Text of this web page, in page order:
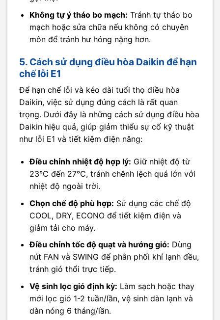
Không tự ý tháo bo mạch: Tránh tự tháo bo
mạch hoặc sửa chữa nếu không có chuyên
môn để tránh hư hỏng nặng hơn.
5. Cách sử dụng điều hòa Daikin để hạn
chế lỗi E1
Để hạn chế lỗi và kéo dài tuổi thọ điều hòa
Daikin, việc sử dụng đúng cách là rất quan
trọng. Dưới đây là những cách sử dụng điều hòa
Daikin hiệu quả, giúp giảm thiểu sự cố kỹ thuật
như lỗi E1 và tiết kiệm điện năng:
Điều chỉnh nhiệt độ hợp lý: Giữ nhiệt độ từ
23°C đến 27°C, tránh chênh lệch quá lớn với
nhiệt độ ngoài trời.
Chọn chế độ phù hợp: Sử dụng các chế độ
COOL, DRY, ECONO để tiết kiệm điện và
giảm tải cho máy.
Điều chỉnh tốc độ quạt và hướng gió: Dùng
nút FAN và SWING để phân phối khí lạnh đều,
tránh gió thổi trực tiếp.
Vệ sinh lọc gió định kỳ: Làm sạch hoặc thay
mới lọc gió 1-2 tuần/lần, vệ sinh dàn lạnh và
dàn nóng 6 tháng/lần.